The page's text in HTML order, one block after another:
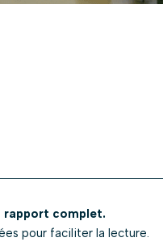
rapport complet.
pour faciliter la lecture.